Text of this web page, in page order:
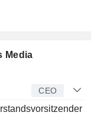
Media
CEO